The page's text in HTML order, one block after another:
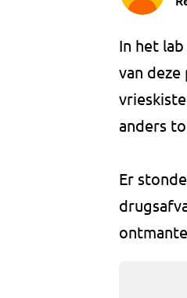
In het
van
anders
Er